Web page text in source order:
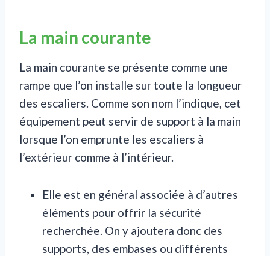
La main courante
La main courante se présente comme une
rampe que l’on installe sur toute la longueur
des escaliers. Comme son nom l’indique, cet
équipement peut servir de support à la main
lorsque l’on emprunte les escaliers à
l’extérieur comme à l’intérieur.
Elle est en général associée à d’autres
éléments pour offrir la sécurité
recherchée. On y ajoutera donc des
supports, des embases ou différents